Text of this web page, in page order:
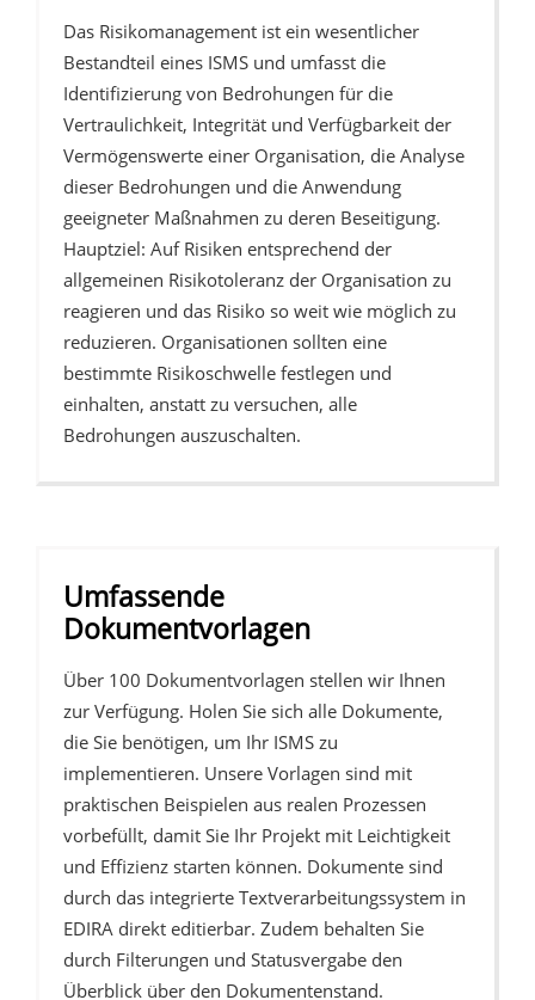
Das Risikomanagement ist ein wesentlicher
Bestandteil eines ISMS und umfasst die
Identifizierung von Bedrohungen für die
Vertraulichkeit, Integrität und Verfügbarkeit der
Vermögenswerte einer Organisation, die Analyse
dieser Bedrohungen und die Anwendung
geeigneter Maßnahmen zu deren Beseitigung.
Hauptziel: Auf Risiken entsprechend der
allgemeinen Risikotoleranz der Organisation zu
reagieren und das Risiko so weit wie möglich zu
reduzieren. Organisationen sollten eine
bestimmte Risikoschwelle festlegen und
einhalten, anstatt zu versuchen, alle
Bedrohungen auszuschalten.
Umfassende
Dokumentvorlagen
Über 100 Dokumentvorlagen stellen wir Ihnen
zur Verfügung. Holen Sie sich alle Dokumente,
die Sie benötigen, um Ihr ISMS zu
implementieren. Unsere Vorlagen sind mit
praktischen Beispielen aus realen Prozessen
vorbefüllt, damit Sie Ihr Projekt mit Leichtigkeit
und Effizienz starten können. Dokumente sind
durch das integrierte Textverarbeitungssystem in
EDIRA direkt editierbar. Zudem behalten Sie
durch Filterungen und Statusvergabe den
Überblick über den Dokumentenstand.